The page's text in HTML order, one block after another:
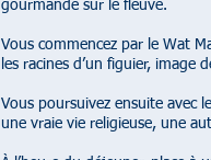
gourmande sur le fleuve.
Vous commencez par le Wat
les racines d’un figuier, image
Vous poursuivez ensuite avec
une vraie vie religieuse, une